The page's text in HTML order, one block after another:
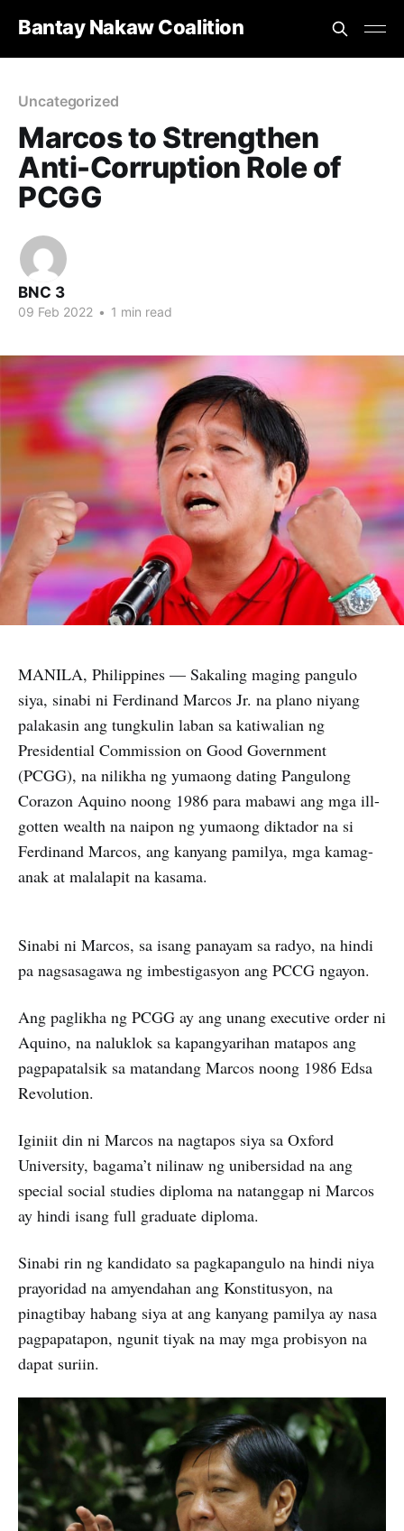
Bantay Nakaw Coalition
Uncategorized
Marcos to Strengthen
Anti-Corruption Role of
PCGG
BNC 3
09 Feb 2022 • 1 min read
MANILA, Philippines — Sakaling maging pangulo
siya, sinabi ni Ferdinand Marcos Jr. na plano niyang
palakasin ang tungkulin laban sa katiwalian ng
Presidential Commission on Good Government
(PCGG), na nilikha ng yumaong dating Pangulong
Corazon Aquino noong 1986 para mabawi ang mga ill-
gotten wealth na naipon ng yumaong diktador na si
Ferdinand Marcos, ang kanyang pamilya, mga kamag-
anak at malalapit na kasama.
Sinabi ni Marcos, sa isang panayam sa radyo, na hindi
pa nagsasagawa ng imbestigasyon ang PCCG ngayon.
Ang paglikha ng PCGG ay ang unang executive order ni
Aquino, na naluklok sa kapangyarihan matapos ang
pagpapatalsik sa matandang Marcos noong 1986 Edsa
Revolution.
Iginiit din ni Marcos na nagtapos siya sa Oxford
University, bagama’t nilinaw ng unibersidad na ang
special social studies diploma na natanggap ni Marcos
ay hindi isang full graduate diploma.
Sinabi rin ng kandidato sa pagkapangulo na hindi niya
prayoridad na amyendahan ang Konstitusyon, na
pinagtibay habang siya at ang kanyang pamilya ay nasa
pagpapatapon, ngunit tiyak na may mga probisyon na
dapat suriin.